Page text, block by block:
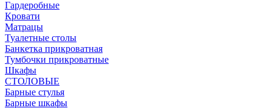
Гардеробные
Кровати
Матрацы
Туалетные столы
Банкетка прикроватная
Тумбочки прикроватные
Шкафы
СТОЛОВЫЕ
Барные стулья
Барные шкафы